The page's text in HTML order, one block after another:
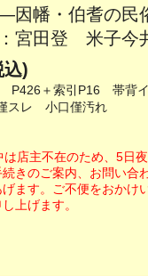
因幡・伯耆の
宮田登 米子今
込)
＋索引P16 帯背
スレ 小口僅汚れ
店主不在のため、5日
きのご案内、お問い合
ます。ご不便をおかけ
し上げます。